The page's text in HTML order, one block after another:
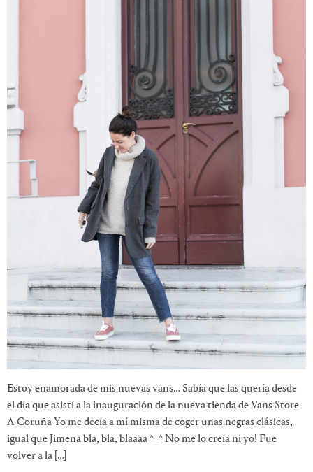
Estoy enamorada de mis nuevas vans… Sabía que las quería desde
el día que asistí a la inauguración de la nueva tienda de Vans Store
A Coruña Yo me decía a mí misma de coger unas negras clásicas,
igual que Jimena bla, bla, blaaaa ^_^ No me lo creía ni yo! Fue
volver a la […]